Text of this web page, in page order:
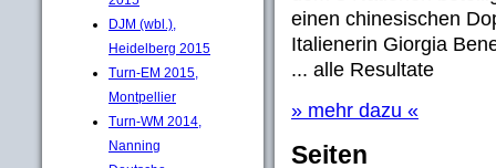
DJM (wbl.),
Heidelberg 2015
Turn-EM 2015,
Montpellier
Turn-WM 2014,
Nanning
einen chinesischen
Italienerin Giorgia
... alle Resultate
» mehr dazu «
Seiten